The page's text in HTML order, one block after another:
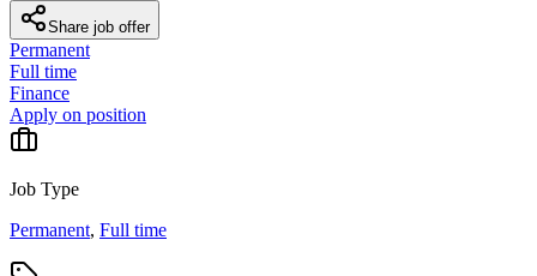
Share job offer
Permanent
Full time
Finance
Apply on position
Job Type
Permanent, Full time